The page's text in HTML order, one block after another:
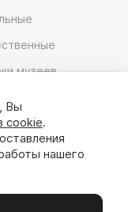
музеев
Вы
cookie.
нашего